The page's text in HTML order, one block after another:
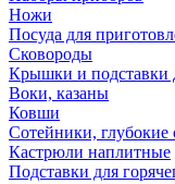
Ножи
Посуда для
Сковороды
Крышки и подставки
Воки, казаны
Ковши
Сотейники, глубокие
Кастрюли наплитные
Подставки для